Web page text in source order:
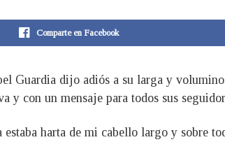
Comparte en Facebook
Guardia dijo adiós a su larga y
y con un mensaje para todos sus
estaba harta de mi cabello largo y sobre